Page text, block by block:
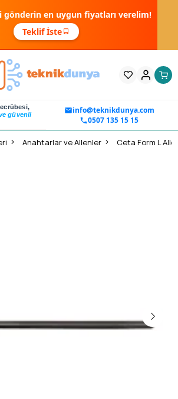
gönderin en uygun fiyatları verelim!
Teklif İste
güvenli
info@teknikdunya.com
0507 135 15 15
Anahtarlar ve Allenler Ceta Form L